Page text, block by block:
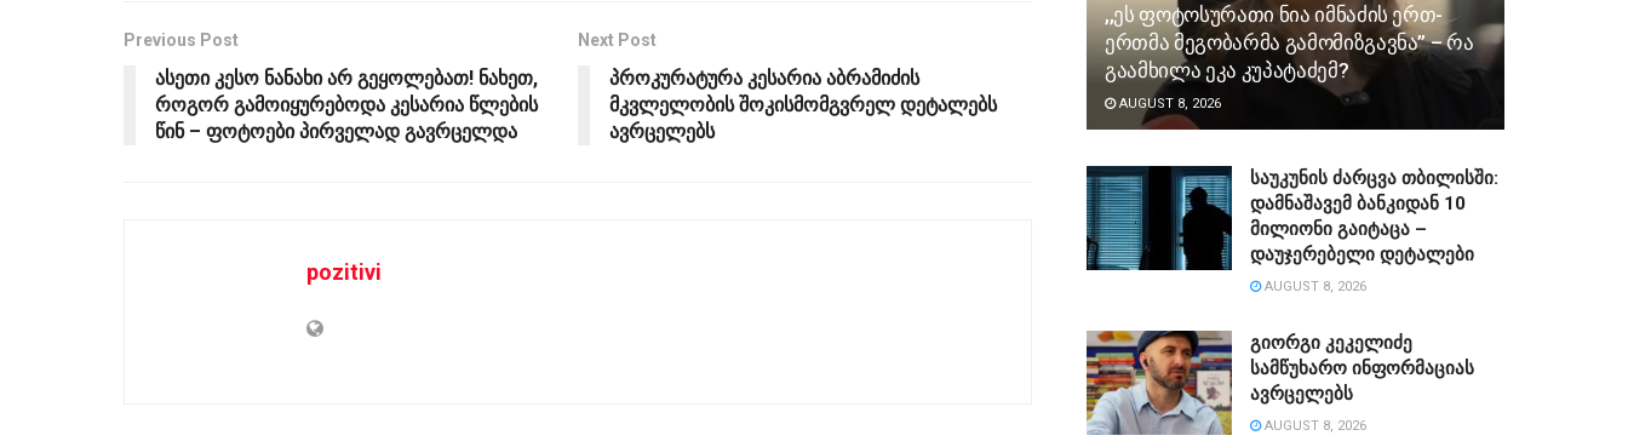
Previous Post
ასეთი კესო ნანახი არ გეყოლებათ! ნახეთ,
როგორ გამოიყურებოდა კესარია წლების
წინ – ფოტოები პირველად გავრცელდა
Next Post
პროკურატურა კესარია აბრამიძის
მკვლელობის შოკისმომგვრელ დეტალებს
ავრცელებს
pozitivi
,,ეს ფოტოსურათი ნია იმნაძის ერთ-
ერთმა მეგობარმა გამომიზგავნა” – რა
გაამხილა ეკა კუპატაძემ?
AUGUST 8, 2026
საუკუნის ძარცვა თბილისში:
დამნაშავემ ბანკიდან 10
მილიონი გაიტაცა –
დაუჯერებელი დეტალები
AUGUST 8, 2026
გიორგი კეკელიძე
სამწუხარო ინფორმაციას
ავრცელებს
AUGUST 8, 2026